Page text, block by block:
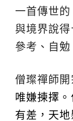
一首傳世
與境界說
參考、自勉
僧璨禪師開
唯嫌揀擇
有差，天